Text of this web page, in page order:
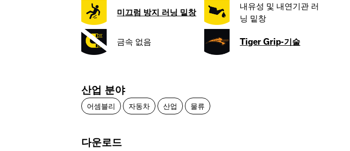
미끄럼 방지 러닝 밑창
내유성 및 내연기관 러
닝 밑창
금속 없음 Tiger Grip-기술
산업 분야
어셈블리 자동차 산업 물류
다운로드